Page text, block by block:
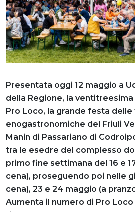
Presentata oggi 12 maggio a
della Regione, la
Pro Loco, la grande festa
enogastronomiche del Friuli
Manin di Passariano di
tra le esedre del complesso
primo fine settimana del 16 e
cena), proseguendo poi nelle
cena), 23 e 24 maggio (a
Aumenta il numero di Pro